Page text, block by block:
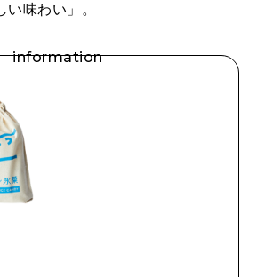
い味わい」。
information